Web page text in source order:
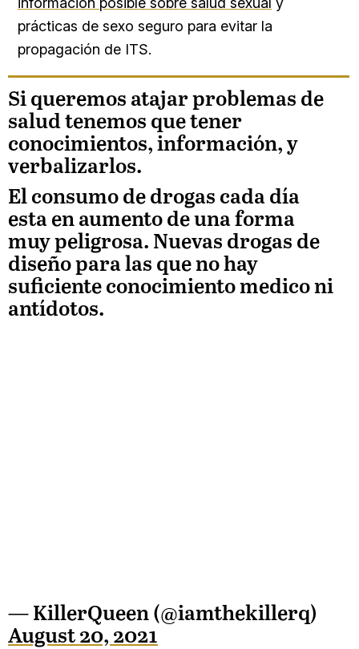
prácticas de sexo seguro para evitar la
propagación de ITS.
Si queremos atajar problemas de
salud tenemos que tener
conocimientos, información, y
verbalizarlos.
El consumo de drogas cada día
esta en aumento de una forma
muy peligrosa. Nuevas drogas de
diseño para las que no hay
suficiente conocimiento medico ni
antídotos.
— KillerQueen (@iamthekillerq)
August 20, 2021